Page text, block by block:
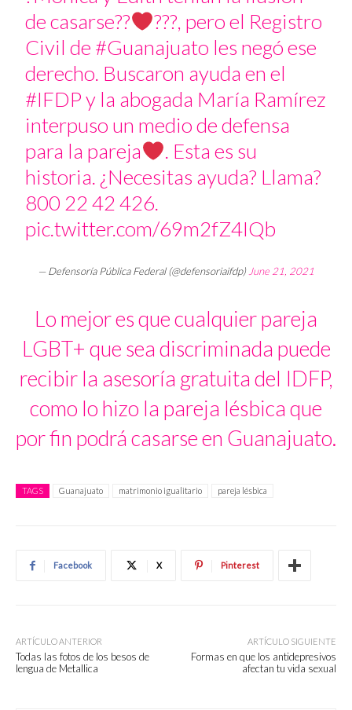
de casarse??‍
‍?‍??, pero el Registro
Civil de #Guanajuato les negó ese
derecho. Buscaron ayuda en el
#IFDPy la abogada María Ramírez
interpuso un medio de defensa
para la pareja
. Esta es su
historia. ¿Necesitas ayuda? Llama?
800 22 42 426.
pic.twitter.com/69m2fZ4IQb
— Defensoría Pública Federal (@defensoriaifdp)June 21, 2021
Lo mejor es que cualquier pareja
LGBT+ que sea discriminada puede
recibir la asesoría gratuita del IDFP,
como lo hizo la pareja lésbica que
por fin podrá casarse en Guanajuato.
TAGS Guanajuato matrimonio igualitario pareja lésbica
Facebook X Pinterest
ARTÍCULO ANTERIOR
Todas las fotos de los besos de
lengua de Metallica
ARTÍCULO SIGUIENTE
Formas en que los antidepresivos
afectan tu vida sexual